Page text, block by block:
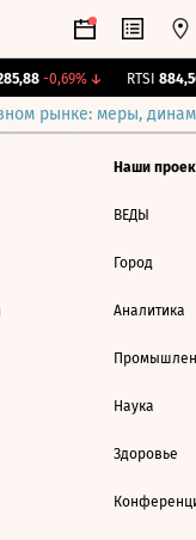
-0,69%↓ RTSI
рынке: меры,
Наши
ВЕДЫ
Город
Аналитика
Наука
Здоровье